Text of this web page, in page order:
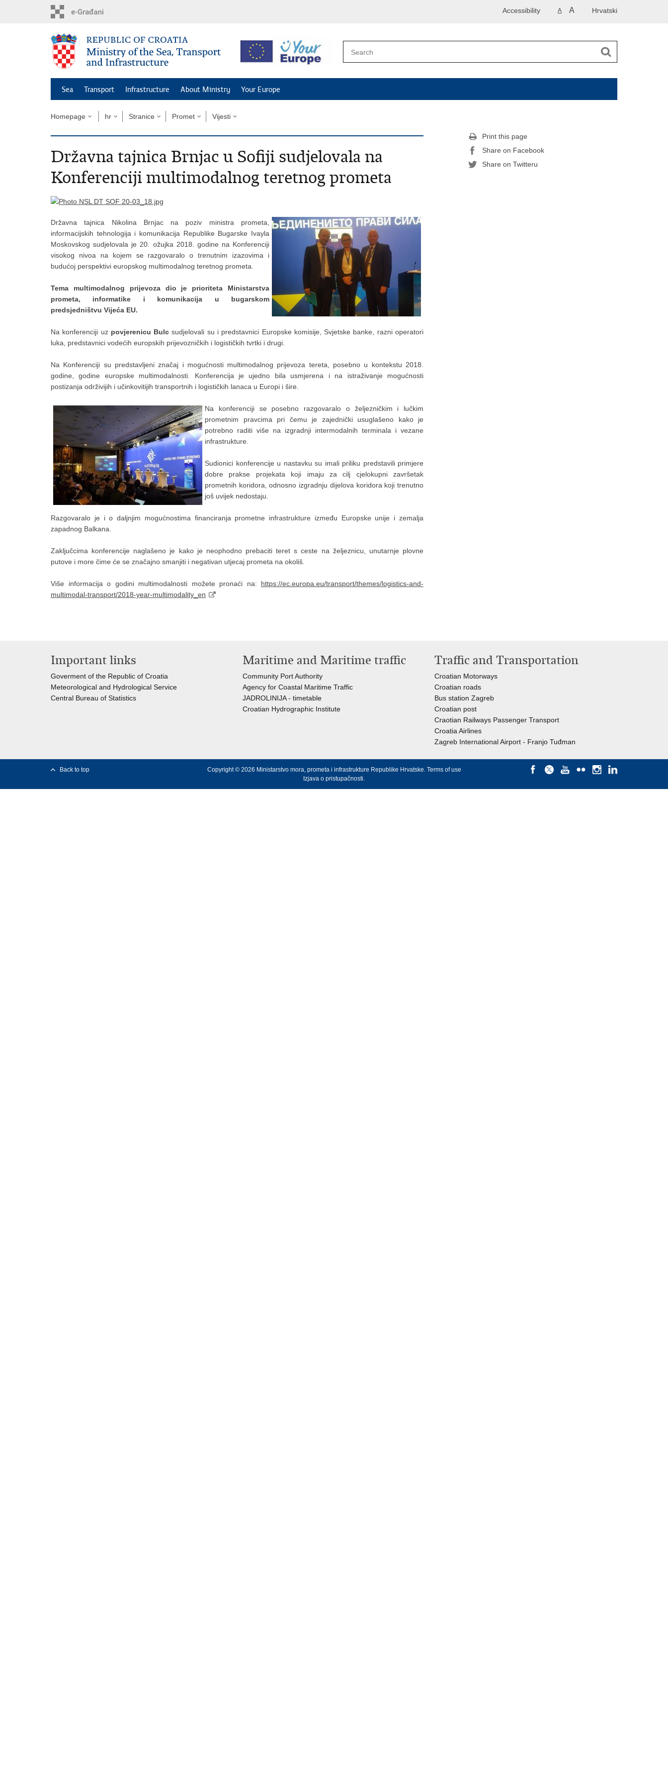
Hrvatski
A A
Accessibility
Sea Transport Infrastructure About Ministry Your Europe
Homepage hr Stranice Promet Vijesti
Državna tajnica Brnjac u Sofiji sudjelovala na
Konferenciji multimodalnog teretnog prometa
Državna tajnica Nikolina Brnjac na poziv ministra prometa,
informacijskih tehnologija i komunikacija Republike Bugarske Ivayla
Moskovskog sudjelovala je 20. ožujka 2018. godine na Konferenciji
visokog nivoa na kojem se razgovaralo o trenutnim izazovima i
budućoj perspektivi europskog multimodalnog teretnog prometa.
Tema multimodalnog prijevoza dio je prioriteta Ministarstva
prometa, informatike i komunikacija u bugarskom
predsjedništvu Vijeća EU.
Na konferenciji uz povjerenicu Bulc sudjelovali su i predstavnici Europske komisije, Svjetske banke, razni operatori
luka, predstavnici vodećih europskih prijevozničkih i logističkih tvrtki i drugi.
Na Konferenciji su predstavljeni značaj i mogućnosti multimodalnog prijevoza tereta, posebno u kontekstu 2018.
godine, godine europske multimodalnosti. Konferencija je ujedno bila usmjerena i na istraživanje mogućnosti
postizanja održivijih i učinkovitijih transportnih i logističkih lanaca u Europi i šire.
Na konferenciji se posebno razgovaralo o željezničkim i lučkim
prometnim pravcima pri čemu je zajednički usuglašeno kako je
potrebno raditi više na izgradnji intermodalnih terminala i vezane
infrastrukture.
Sudionici konferencije u nastavku su imali priliku predstavili primjere
dobre prakse projekata koji imaju za cilj cjelokupni završetak
prometnih koridora, odnosno izgradnju dijelova koridora koji trenutno
još uvijek nedostaju.
Razgovaralo je i o daljnjim mogućnostima financiranja prometne infrastrukture između Europske unije i zemalja
zapadnog Balkana.
Zaključcima konferencije naglašeno je kako je neophodno prebaciti teret s ceste na željeznicu, unutarnje plovne
putove i more čime će se značajno smanjiti i negativan utjecaj prometa na okoliš.
Više informacija o godini multimodalnosti možete pronaći na: https://ec.europa.eu/transport/themes/logistics-and-
multimodal-transport/2018-year-multimodality_en
Print this page
Share on Facebook
Share on Twitteru
Important links
Goverment of the Republic of Croatia
Meteorological and Hydrological Service
Central Bureau of Statistics
Maritime and Maritime traffic
Community Port Authority
Agency for Coastal Maritime Traffic
JADROLINIJA - timetable
Croatian Hydrographic Institute
Traffic and Transportation
Croatian Motorways
Croatian roads
Bus station Zagreb
Croatian post
Craotian Railways Passenger Transport
Croatia Airlines
Zagreb International Airport - Franjo Tuđman
Back to top Copyright © 2026 Ministarstvo mora, prometa i infrastrukture Republike Hrvatske. Terms of use
Izjava o pristupačnosti.